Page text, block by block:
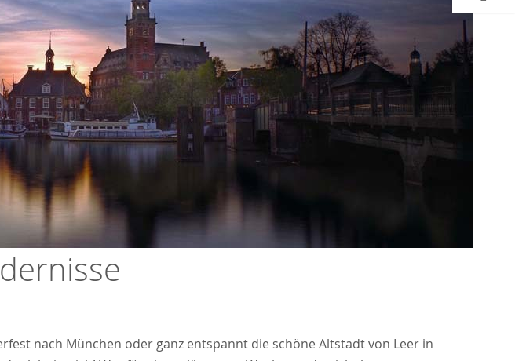
nach München oder ganz entspannt die schöne Altstadt von Leer in